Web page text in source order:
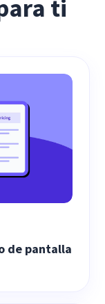
ti
de pantalla